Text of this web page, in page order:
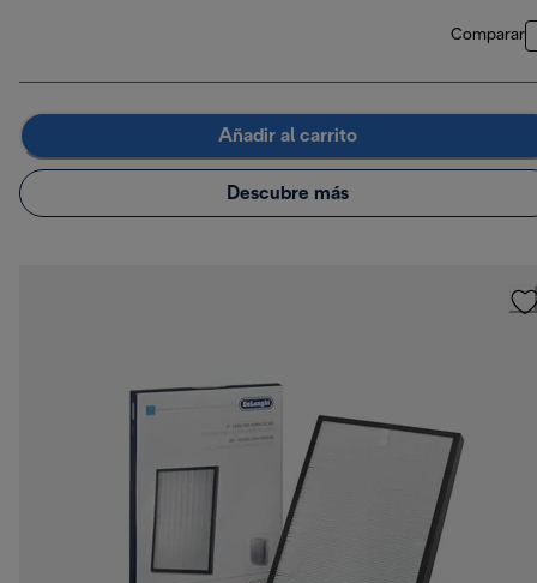
Comparar
Añadir al carrito
Descubre más